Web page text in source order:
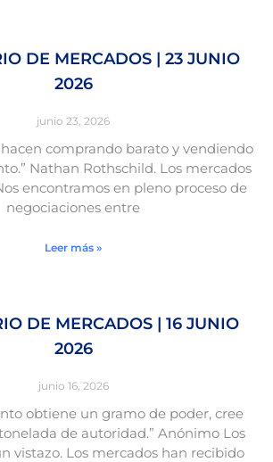
DE MERCADOS | 23 JUNIO
2026
junio 23, 2026
hacen comprando barato y vendiendo
Nathan Rothschild. Los mercados
encontramos en pleno proceso de
negociaciones entre
Leer más »
DE MERCADOS | 16 JUNIO
2026
junio 16, 2026
obtiene un gramo de poder, cree
de autoridad.” Anónimo Los
vistazo. Los mercados han recibido